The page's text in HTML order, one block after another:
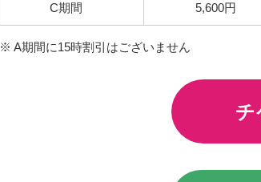
C期間 5,600円
※ A期間に15時割引はございません
チ